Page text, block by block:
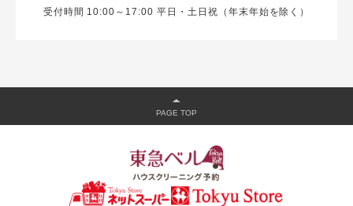
受付時間 10:00～17:00 平日・土日祝（年末年始を除く）